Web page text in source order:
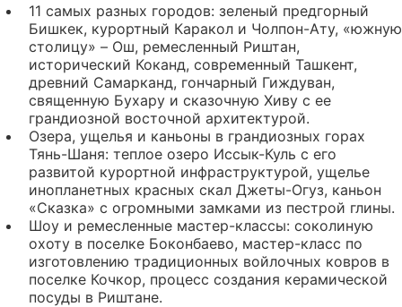
11 самых разных городов: зеленый предгорный
Бишкек, курортный Каракол и Чолпон-Ату, «южную
столицу» – Ош, ремесленный Риштан,
исторический Коканд, современный Ташкент,
древний Самарканд, гончарный Гиждуван,
священную Бухару и сказочную Хиву с ее
грандиозной восточной архитектурой.
Озера, ущелья и каньоны в грандиозных горах
Тянь-Шаня: теплое озеро Иссык-Куль с его
развитой курортной инфраструктурой, ущелье
инопланетных красных скал Джеты-Огуз, каньон
«Сказка» с огромными замками из пестрой глины.
Шоу и ремесленные мастер-классы: соколиную
охоту в поселке Боконбаево, мастер-класс по
изготовлению традиционных войлочных ковров в
поселке Кочкор, процесс создания керамической
посуды в Риштане.